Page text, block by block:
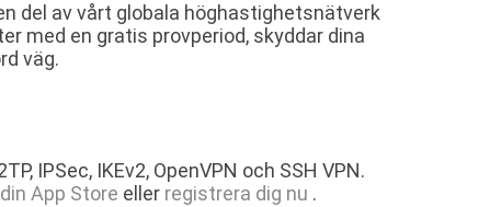
del av vårt globala höghastighetsnätverk
med en gratis provperiod, skyddar dina
väg.
IPSec, IKEv2, OpenVPN och SSH VPN.
App Store eller registrera dig nu .